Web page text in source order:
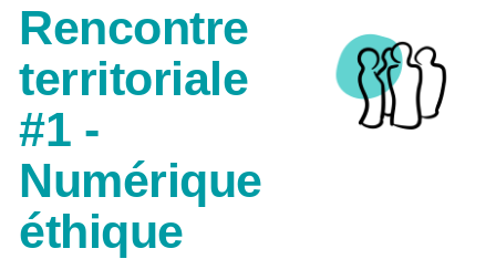
Rencontre
territoriale
#1 -
Numérique
éthique